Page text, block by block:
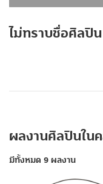
ไม่ทราบชื่อศิลปิน
ผลงานศิลปินใน
มีทั้งหมด 9 ผลงาน